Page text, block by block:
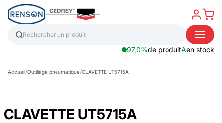
97,0%de produitAen stock
Accueil/Outillage pneumatique/CLAVETTE UT5715A
CLAVETTE UT5715A